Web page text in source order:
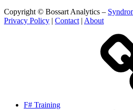
Copyright © Bossart Analytics –
Privacy Policy | Contact | About
F# Training